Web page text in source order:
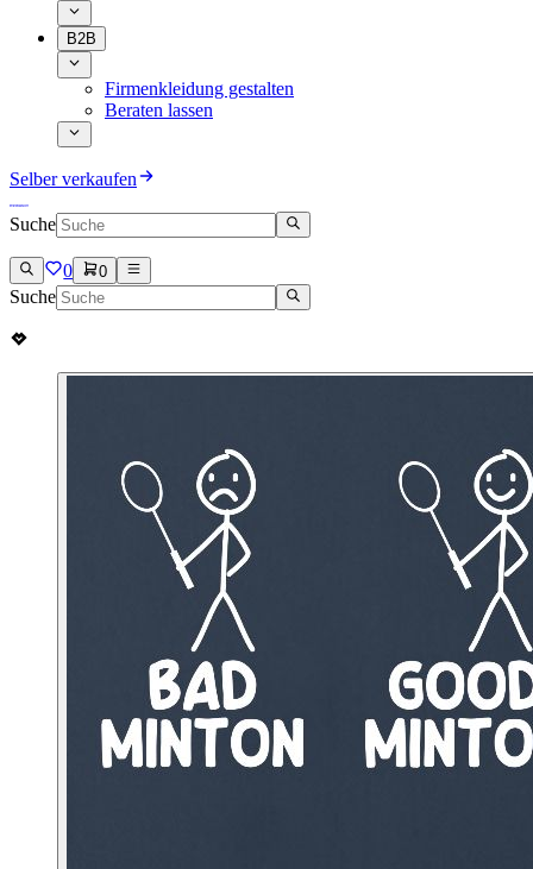
B2B
Firmenkleidung gestalten
Beraten lassen
Selber verkaufen
Suche
0 0
Suche